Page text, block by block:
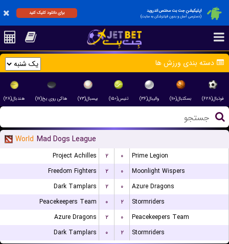
اپلیکیشن جت بت مختص اندروید
(دسترسی آسان و بدون فیلترشکن به سایت)
برای دانلود کلیک کنید
دسته بندی ورزش ها
فوتبال(۶۲۸) بسکتبال(۱۱۰) والیبال(۳۶) تنیس(۱۵۰) بیسبال(۷۳) هاکی روی یخ(۱۷) هندبال(۲۸)
World Mad Dogs League
Project Achilles ۲ ۰
Prime Legion
Freedom Fighters
۲ ۰
Moonlight Wispers
Dark Tamplars
۲ ۰
Azure Dragons
Peacekeepers Team
۰ ۲
Stormriders
Azure Dragons
۲ ۰
Peacekeepers Team
Dark Tamplars
۰ ۲ Stormriders